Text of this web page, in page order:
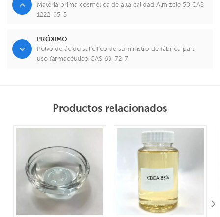
Materia prima cosmética de alta calidad Almizcle 50 CAS
1222-05-5
PRÓXIMO
Polvo de ácido salicílico de suministro de fábrica para
uso farmacéutico CAS 69-72-7
Productos relacionados